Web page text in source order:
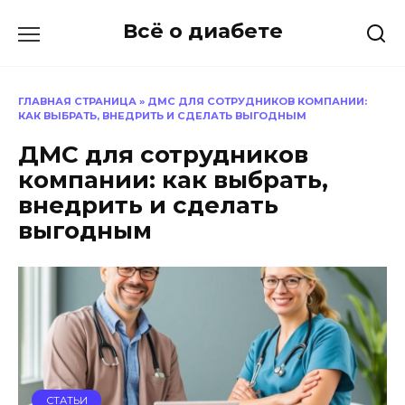
Всё о диабете
ГЛАВНАЯ СТРАНИЦА » ДМС ДЛЯ СОТРУДНИКОВ КОМПАНИИ:
КАК ВЫБРАТЬ, ВНЕДРИТЬ И СДЕЛАТЬ ВЫГОДНЫМ
ДМС для сотрудников
компании: как выбрать,
внедрить и сделать
выгодным
СТАТЬИ